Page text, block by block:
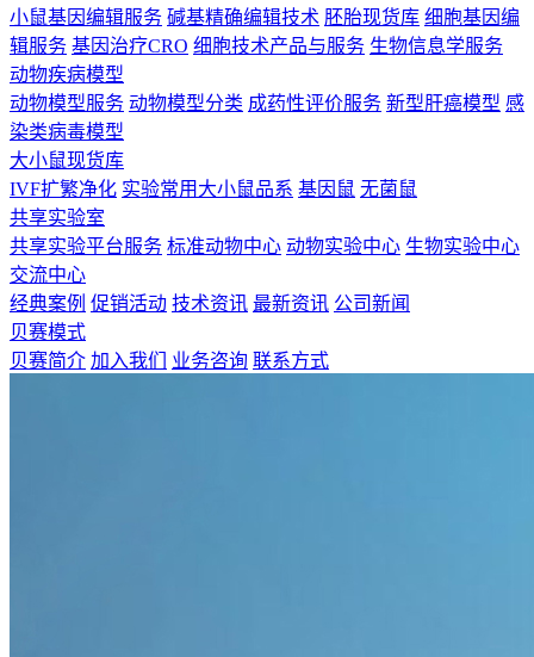
小鼠基因编辑服务 碱基精确编辑技术 胚胎现货库 细胞基因编
辑服务 基因治疗CRO 细胞技术产品与服务 生物信息学服务
动物疾病模型
动物模型服务 动物模型分类 成药性评价服务 新型肝癌模型 感
染类病毒模型
大小鼠现货库
IVF扩繁净化 实验常用大小鼠品系 基因鼠 无菌鼠
共享实验室
共享实验平台服务 标准动物中心 动物实验中心 生物实验中心
交流中心
经典案例 促销活动 技术资讯 最新资讯 公司新闻
贝赛模式
贝赛简介 加入我们 业务咨询 联系方式